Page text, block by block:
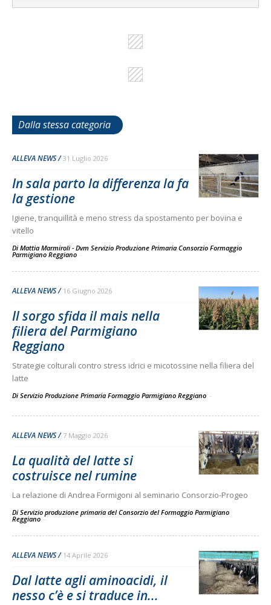
Dalla stessa categoria
ALLEVA NEWS 31 Luglio 2026
In sala parto la differenza la fa
la gestione
Igiene, tranquillità e meno stress da spostamento per bovina e
vitello
Di Mattia Marmiroli - Dvm Servizio Produzione Primaria Consorzio Formaggio
Parmigiano Reggiano -
ALLEVA NEWS 16 Giugno 2026
Il sorgo sfida il mais nella
filiera del Parmigiano
Reggiano
Strategie colturali contro stress idrici e micotossine nella filiera del
latte
Di Servizio Produzione Primaria Formaggio Parmigiano Reggiano -
ALLEVA NEWS 7 Maggio 2026
La qualità del latte si
costruisce nel rumine
La relazione di Andrea Formigoni al seminario Consorzio-Progeo
Di Servizio produzione primaria del Consorzio del Formaggio Parmigiano
Reggiano -
ALLEVA NEWS 14 Aprile 2026
Dal latte agli aminoacidi, il
nesso c’è e si traduce in...